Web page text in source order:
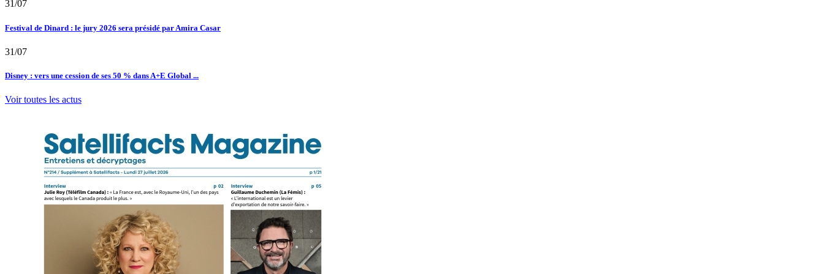
31/07
Festival de Dinard : le jury 2026 sera présidé par Amira Casar
31/07
Disney : vers une cession de ses 50 % dans A+E Global ...
Voir toutes les actus